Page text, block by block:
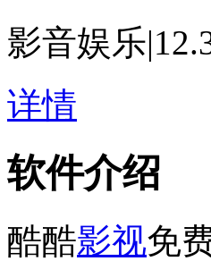
影音娱乐|
详情
软件介绍
酷酷影视免